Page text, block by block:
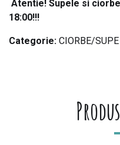
Atentie! Supele si
18:00!!!
Categorie: CIORBE/